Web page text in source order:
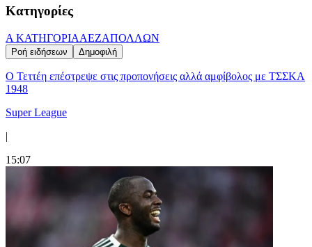
Κατηγορίες
Α ΚΑΤΗΓΟΡΙΑAEZΑΠΟΛΛΩΝ
Ροή ειδήσεων Δημοφιλή
Ο Τεττέη επέστρεψε στις προπονήσεις αλλά αμφίβολος με ΤΣΣΚΑ
1948
Super League
|
15:07